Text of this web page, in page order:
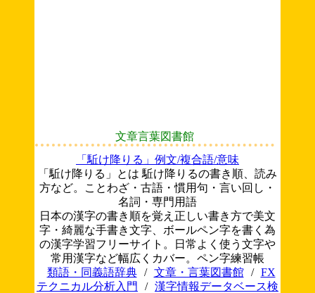
文章言葉図書館
「駈け降りる」例文/複合語/意味
「駈け降りる」とは 駈け降りるの書き順、読み
方など。ことわざ・古語・慣用句・言い回し・
名詞・専門用語
日本の漢字の書き順を覚え正しい書き方で美文
字・綺麗な手書き文字、ボールペン字を書く為
の漢字学習フリーサイト。日常よく使う文字や
常用漢字など幅広くカバー。ペン字練習帳
類語・同義語辞典
/ 文章・言葉図書館 /
FX
テクニカル分析入門
/ 漢字情報データベース検